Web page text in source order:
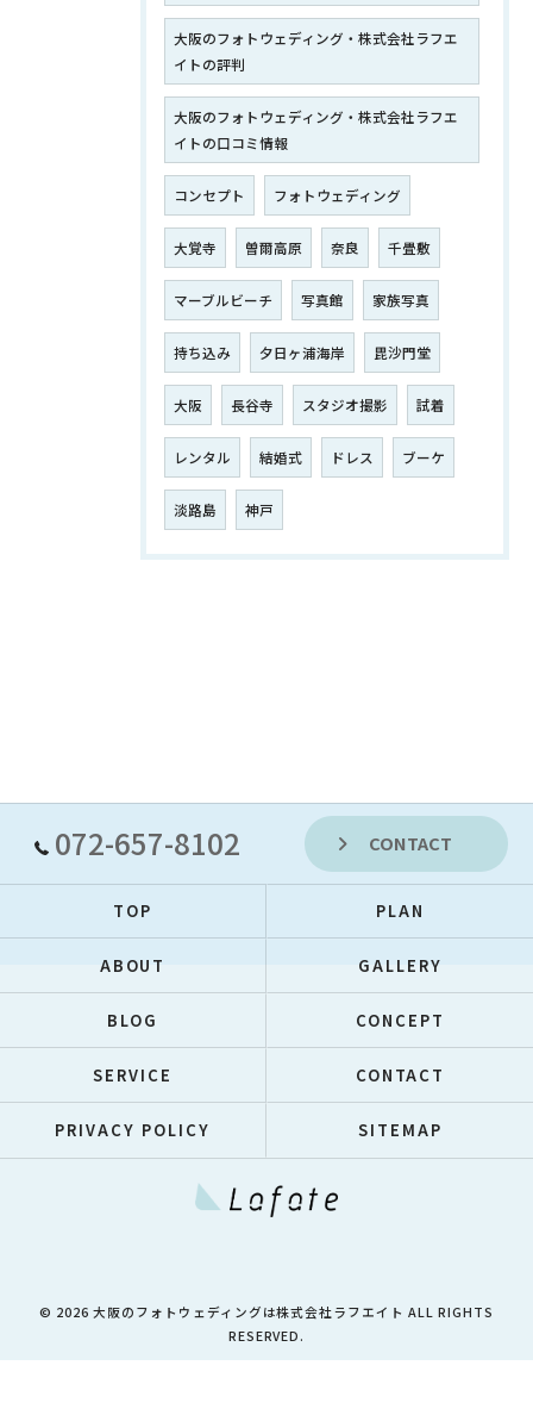
大阪のフォトウェディング・株式会社ラフエ
イトの評判
大阪のフォトウェディング・株式会社ラフエ
イトの口コミ情報
コンセプト フォトウェディング
大覚寺 曽爾高原 奈良 千畳敷
マーブルビーチ 写真館 家族写真
持ち込み 夕日ヶ浦海岸 毘沙門堂
大阪 長谷寺 スタジオ撮影 試着
レンタル 結婚式 ドレス ブーケ
淡路島 神戸
072-657-8102 CONTACT
TOP PLAN
ABOUT GALLERY
BLOG CONCEPT
SERVICE CONTACT
PRIVACY POLICY SITEMAP
© 2026 大阪のフォトウェディングは株式会社ラフエイト ALL RIGHTS
RESERVED.